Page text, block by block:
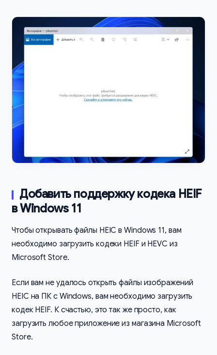
Добавить поддержку кодека HEIF
в Windows 11
Чтобы открывать файлы HEIC в Windows 11, вам
необходимо загрузить кодеки HEIF и HEVC из
Microsoft Store.
Если вам не удалось открыть файлы изображений
HEIC на ПК с Windows, вам необходимо загрузить
кодек HEIF. К счастью, это так же просто, как
загрузить любое приложение из магазина Microsoft
Store.